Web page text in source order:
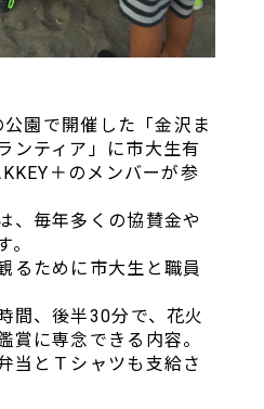
園で開催した「金沢ま
ンティア」に市大生有
＋のメンバーが参
、毎年多くの協賛金や
るために市大生と職員
間、後半30分で、花火
賞に専念できる内容。
当とＴシャツも支給さ